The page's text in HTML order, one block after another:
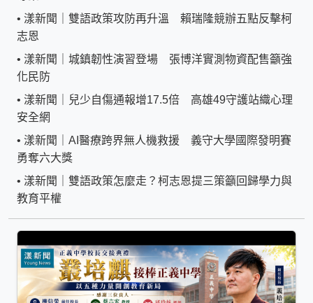
• 漾新聞｜雙語政策攻防再升溫 賴瑞隆競辦五點反擊柯
志恩
• 漾新聞｜城鎮韌性演習登場 張博洋實測物資配售籲強
化民防
• 漾新聞｜兒少自傷通報增17.5倍 高雄49守護站織心理
安全網
• 漾新聞｜AI醫療跨界無人機救援 義守大學國際發明賽
勇奪六大獎
• 漾新聞｜雙語政策怎麼走？柯志恩提三策籲回歸學力與
教育平權